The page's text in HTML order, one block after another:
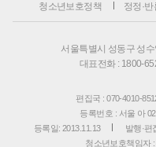
청소년보호정책 정정·
서울특별시 성동구 성
대표전화 : 1800-
편집국 : 070-4010-
등록번호 : 서울 아
등록일: 2013.11.13
발행·편
청소년보호책임자